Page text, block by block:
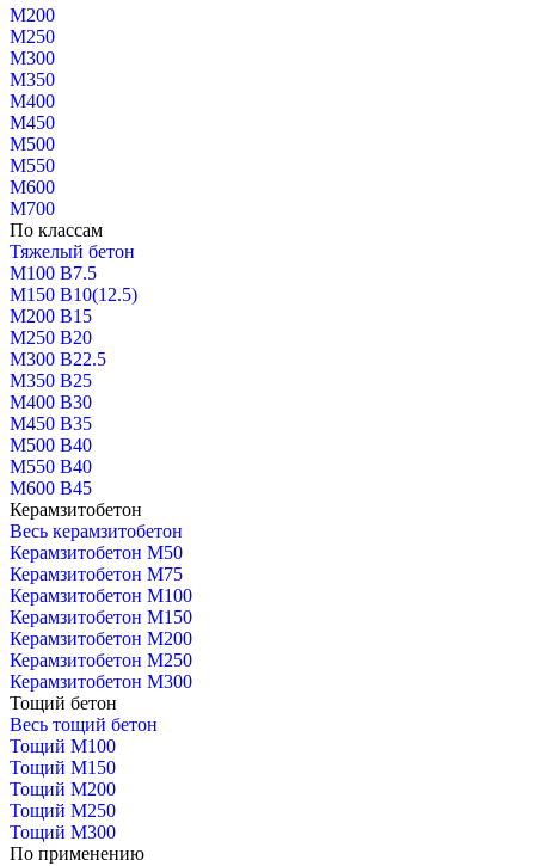
М200
М250
М300
М350
М400
М450
М500
М550
М600
М700
По классам
Тяжелый бетон
М100 В7.5
М150 В10(12.5)
М200 В15
М250 В20
М300 В22.5
М350 В25
М400 В30
М450 В35
М500 В40
М550 В40
М600 В45
Керамзитобетон
Весь керамзитобетон
Керамзитобетон М50
Керамзитобетон М75
Керамзитобетон М100
Керамзитобетон М150
Керамзитобетон М200
Керамзитобетон М250
Керамзитобетон М300
Тощий бетон
Весь тощий бетон
Тощий М100
Тощий М150
Тощий М200
Тощий М250
Тощий М300
По применению